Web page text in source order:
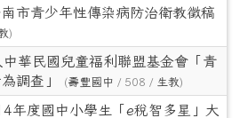
市青少年性傳染病防治衛教徵稿
)
中華民國兒童福利聯盟基金會「青
調查」
(壽豐國中 / 508 / 生教)
年度國中小學生「e稅智多星」大